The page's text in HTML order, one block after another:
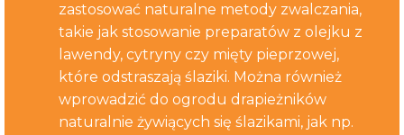
zastosować naturalne metody zwalczania,
takie jak stosowanie preparatów z olejku z
lawendy, cytryny czy mięty pieprzowej,
które odstraszają ślaziki. Można również
wprowadzić do ogrodu drapieżników
naturalnie żywiących się ślazikami, jak np.